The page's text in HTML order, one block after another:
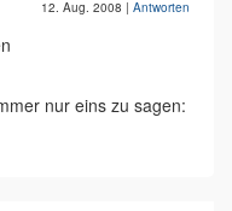
12. Aug. 2008 | Antworten
nur eins zu sagen: